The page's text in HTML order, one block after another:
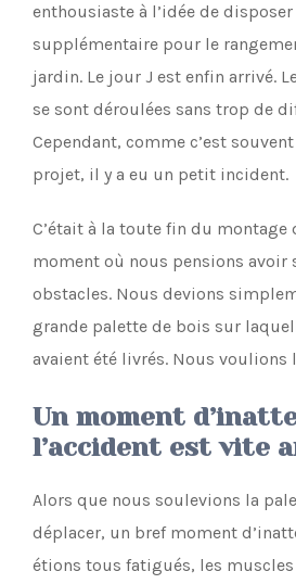
enthousiaste à l’idée de disposer
supplémentaire pour le
jardin. Le jour J est enfin arrivé.
se sont déroulées sans trop de
Cependant, comme c’est
projet, il y a eu un petit incident.
C’était à la toute fin du montage
moment où nous pensions avoir
obstacles. Nous devions
grande palette de bois sur
avaient été livrés. Nous voulions
Un moment
l’accident est vite
Alors que nous soulevions la
déplacer, un bref moment
étions tous fatigués, les